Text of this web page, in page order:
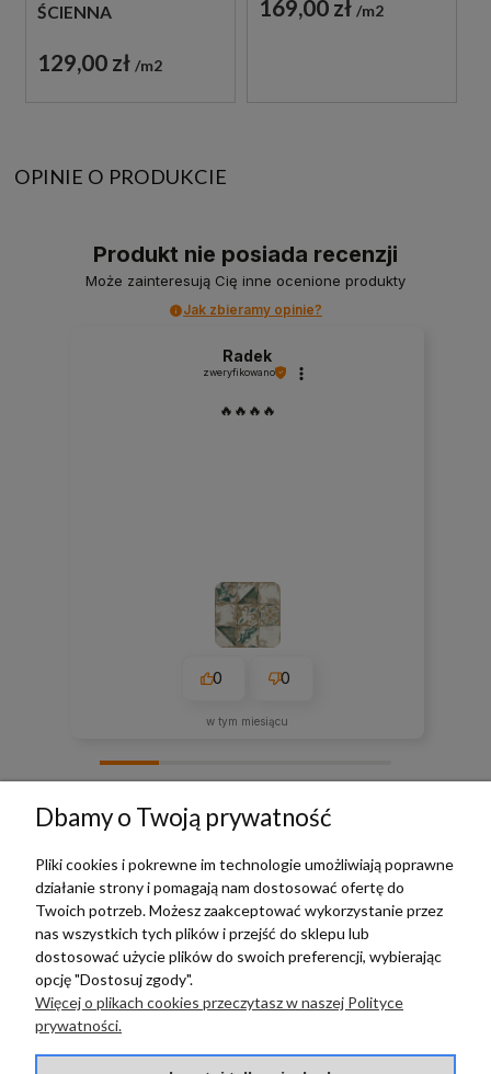
ŚCIENNA
129,00 zł m2
169,00 zł m2
OPINIE O PRODUKCIE
Produkt nie posiada recenzji
Może zainteresują Cię inne ocenione produkty
Jak zbieramy opinie?
Radek
zweryfikowano
🔥🔥🔥🔥
0 0
w tym miesiącu
TERRADECO
BAZA WIEDZY
PŁATNOŚCI I DOSTAWA
Dbamy o Twoją prywatność
Pliki cookies i pokrewne im technologie umożliwiają poprawne
działanie strony i pomagają nam dostosować ofertę do
Twoich potrzeb. Możesz zaakceptować wykorzystanie przez
nas wszystkich tych plików i przejść do sklepu lub
dostosować użycie plików do swoich preferencji, wybierając
opcję "Dostosuj zgody".
Więcej o plikach cookies przeczytasz w naszej Polityce
prywatności.